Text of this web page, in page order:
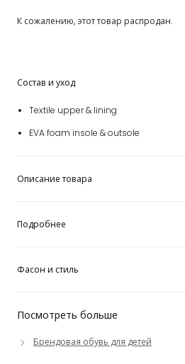
К сожалению, этот товар распродан.
Посмотреть больше
Брендовая обувь для детей
Состав и уход
Textile upper & lining
EVA foam insole & outsole
Описание товара
Подробнее
Фасон и стиль